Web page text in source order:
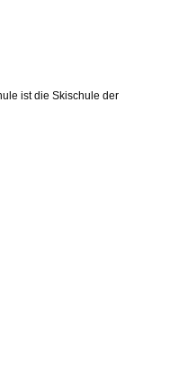
ist die Skischule der